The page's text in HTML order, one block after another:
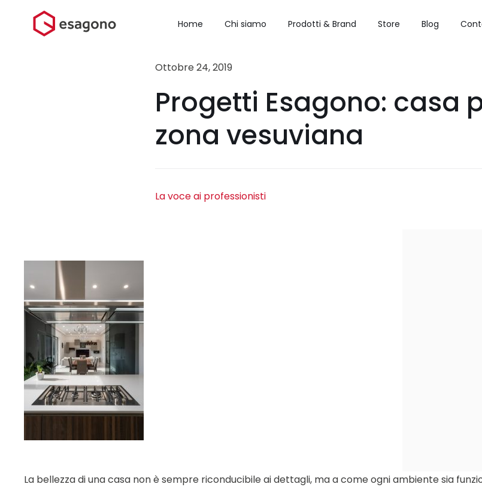
contenuto
Home Chi siamo Prodotti & Brand Store Blog
Ottobre 24, 2019
Progetti Esagono: casa
zona vesuviana
La voce ai professionisti
La bellezza di una casa non è sempre riconducibile ai dettagli, ma a come ogni ambiente sia